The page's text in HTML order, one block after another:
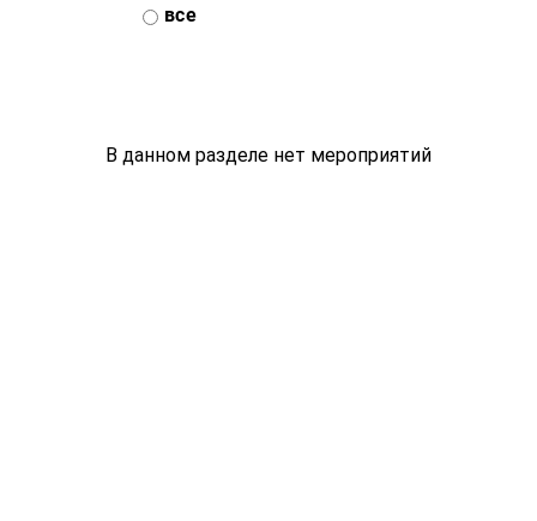
все
В данном разделе нет мероприятий